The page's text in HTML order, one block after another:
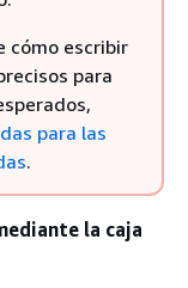
cómo escribir
para
para las
.
la caja